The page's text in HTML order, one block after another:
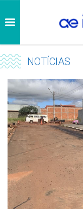
NOTÍCIAS